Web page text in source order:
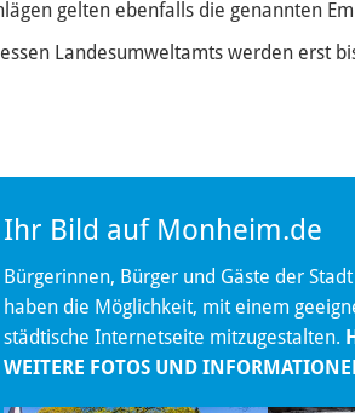
gelten ebenfalls die genannten
Landesumweltamts werden erst
Ihr Bild auf Monheim.de
Bürgerinnen, Bürger und Gäste der
haben die Möglichkeit, mit einem
städtische Internetseite mitzugestalten.
WEITERE FOTOS UND